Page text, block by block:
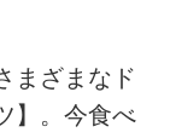
まざまなド
】。今食べ